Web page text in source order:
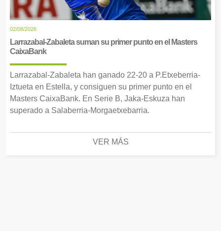
02/08/2026
Larrazabal-Zabaleta suman su primer punto en el Masters
CaixaBank
Larrazabal-Zabaleta han ganado 22-20 a P.Etxeberria-
Iztueta en Estella, y consiguen su primer punto en el
Masters CaixaBank. En Serie B, Jaka-Eskuza han
superado a Salaberria-Morgaetxebarria.
VER MÁS